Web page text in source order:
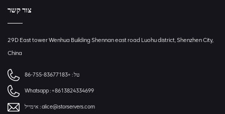
צור קשר
29D East tower Wenhua Building Shennan east road Luohu district, Shenzhen City,
China
טל : +86-755-83677183
Whatsapp :+8613824334699
אימייל :alice@storservers.com